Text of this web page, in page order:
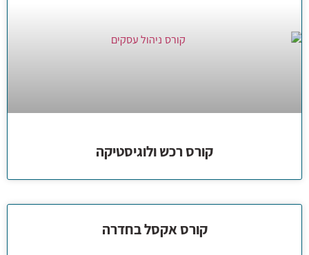
קורס רכש ולוגיסטיקה
קורס אקסל בחדרה